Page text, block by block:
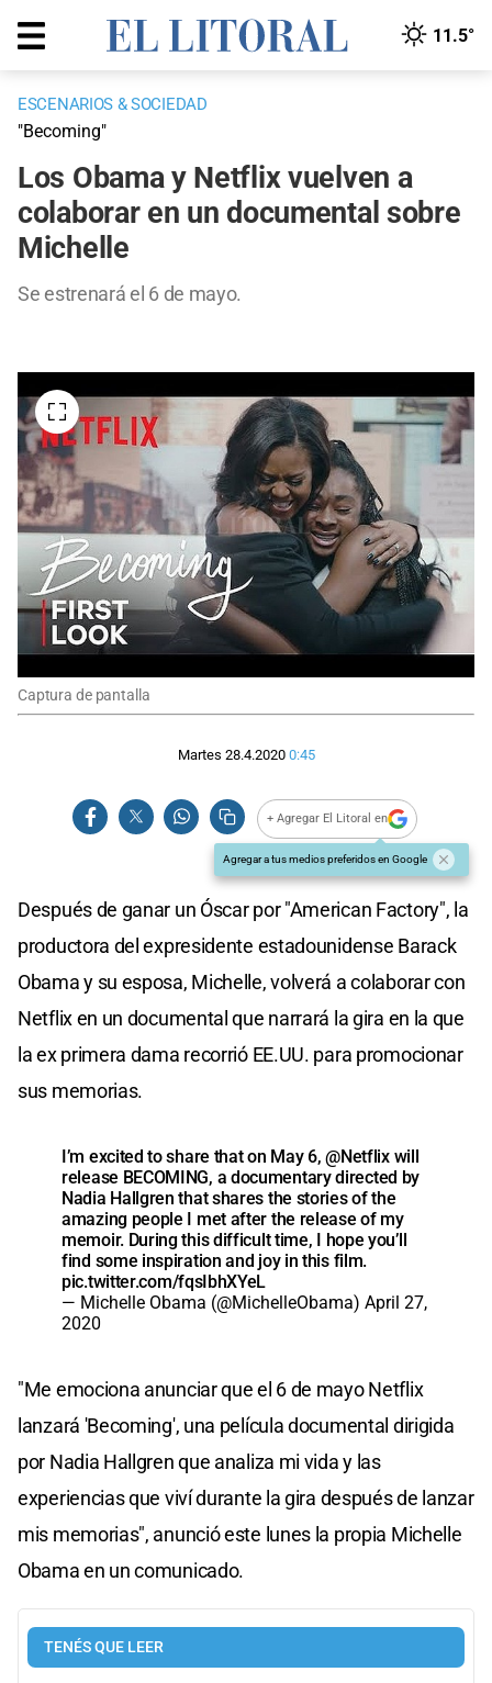
11.5°
ESCENARIOS & SOCIEDAD
"Becoming"
Los Obama y Netflix vuelven a
colaborar en un documental sobre
Michelle
Se estrenará el 6 de mayo.
Captura de pantalla
Martes 28.4.2020 0:45
+ Agregar El Litoral en
Agregar a tus medios preferidos en Google
Después de ganar un Óscar por "American Factory", la
productora del expresidente estadounidense Barack
Obama y su esposa, Michelle, volverá a colaborar con
Netflix en un documental que narrará la gira en la que
la ex primera dama recorrió EE.UU. para promocionar
sus memorias.
I’m excited to share that on May 6,@Netflixwill
release BECOMING, a documentary directed by
Nadia Hallgren that shares the stories of the
amazing people I met after the release of my
memoir. During this difficult time, I hope you’ll
find some inspiration and joy in this film.
pic.twitter.com/fqsIbhXYeL
— Michelle Obama (@MichelleObama) April 27,
2020
"Me emociona anunciar que el 6 de mayo Netflix
lanzará 'Becoming', una película documental dirigida
por Nadia Hallgren que analiza mi vida y las
experiencias que viví durante la gira después de lanzar
mis memorias", anunció este lunes la propia Michelle
Obama en un comunicado.
TENÉS QUE LEER